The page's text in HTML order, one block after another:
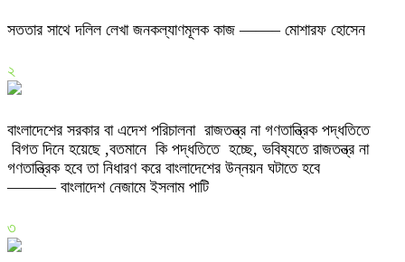
সততার সাথে দলিল লেখা জনকল্যাণমূলক কাজ ——– মোশারফ হোসেন
২
বাংলাদেশের সরকার বা এদেশ পরিচালনা রাজতন্ত্র না গণতান্ত্রিক পদ্ধতিতে
বিগত দিনে হয়েছে ,বতমানে কি পদ্ধতিতে হচ্ছে, ভবিষ্যতে রাজতন্ত্র না
গণতান্ত্রিক হবে তা নিধারণ করে বাংলাদেশের উন্নয়ন ঘটাতে হবে
——— বাংলাদেশ নেজামে ইসলাম পাটি
৩